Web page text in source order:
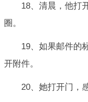
18、清晨，他打
圈。
19、如果邮件的
开附件。
20、她打开门，